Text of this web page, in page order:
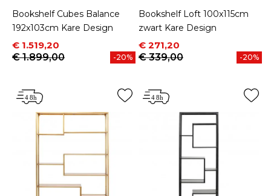
Bookshelf Cubes Balance
192x103cm Kare Design
Prijs
€ 1.519,20
Normale prijs
€ 1.899,00
-20%
Bookshelf Loft 100x115cm
zwart Kare Design
Prijs
€ 271,20
Normale prijs
€ 339,00
-20%